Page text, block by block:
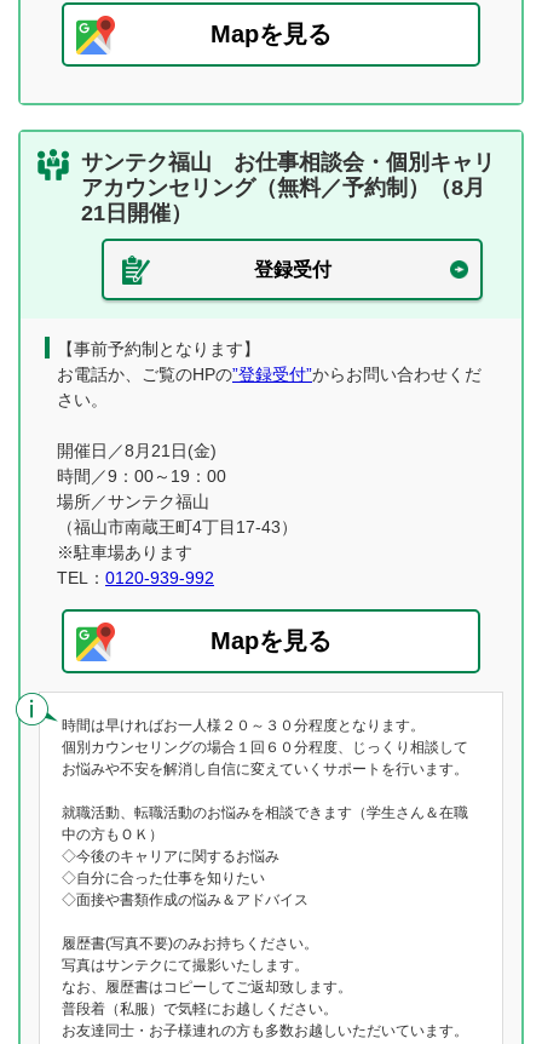
Mapを見る
サンテク福山 お仕事相談会・個別キャリ
アカウンセリング（無料／予約制）（8月
21日開催）
登録受付
【事前予約制となります】
お電話か、ご覧のHPの”登録受付”からお問い合わせくだ
さい。
開催日／8月21日(金)
時間／9：00～19：00
場所／サンテク福山
（福山市南蔵王町4丁目17-43）
※駐車場あります
TEL： 0120-939-992
Mapを見る
時間は早ければお一人様２０～３０分程度となります。
個別カウンセリングの場合１回６０分程度、じっくり相談して
お悩みや不安を解消し自信に変えていくサポートを行います。
就職活動、転職活動のお悩みを相談できます（学生さん＆在職
中の方もＯＫ）
◇今後のキャリアに関するお悩み
◇自分に合った仕事を知りたい
◇面接や書類作成の悩み＆アドバイス
履歴書(写真不要)のみお持ちください。
写真はサンテクにて撮影いたします。
なお、履歴書はコピーしてご返却致します。
普段着（私服）で気軽にお越しください。
お友達同士・お子様連れの方も多数お越しいただいています。